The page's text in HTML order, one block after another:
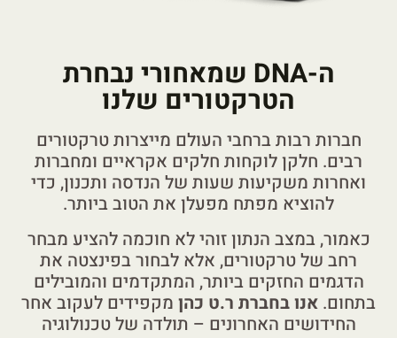
ה-DNA שמאחורי נבחרת
הטרקטורים שלנו
חברות רבות ברחבי העולם מייצרות טרקטורים
רבים. חלקן לוקחות חלקים אקראיים ומחברות
ואחרות משקיעות שעות של הנדסה ותכנון, כדי
להוציא מפתח מפעלן את הטוב ביותר.
כאמור, במצב הנתון זוהי לא חוכמה להציע מבחר
רחב של טרקטורים, אלא לבחור בפינצטה את
הדגמים החזקים ביותר, המתקדמים והמובילים
בתחום. אנו בחברת ר.ט כהן מקפידים לעקוב אחר
החידושים האחרונים – תולדה של טכנולוגיה